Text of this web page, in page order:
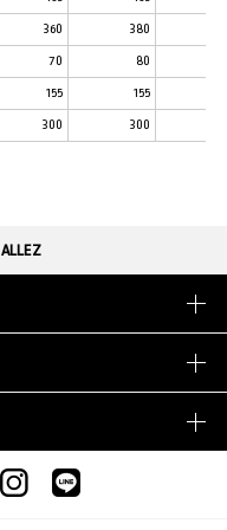
360 380
70 80
155 155
300 300
ALLEZ